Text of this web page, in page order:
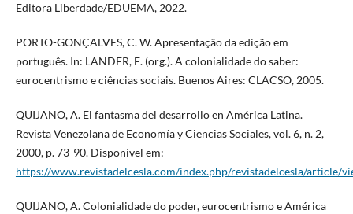
Editora Liberdade/EDUEMA, 2022.
PORTO-GONÇALVES, C. W. Apresentação da edição em
português. In: LANDER, E. (org.). A colonialidade do saber:
eurocentrismo e ciências sociais. Buenos Aires: CLACSO, 2005.
QUIJANO, A. El fantasma del desarrollo en América Latina.
Revista Venezolana de Economía y Ciencias Sociales, vol. 6, n. 2,
2000, p. 73-90. Disponível em:
https://www.revistadelcesla.com/index.php/revistadelcesla/article/
QUIJANO, A. Colonialidade do poder, eurocentrismo e América